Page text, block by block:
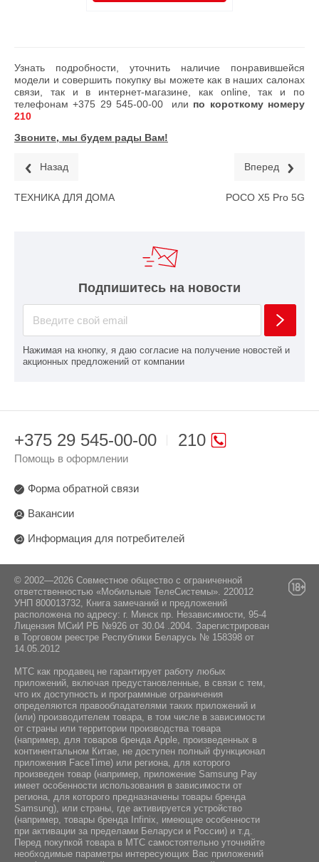
Узнать подробности, уточнить наличие понравившейся
модели и совершить покупку вы можете как в наших салонах
связи, так и в интернет-магазине, как online, так и по
телефонам+375 29 545-00-00 или по короткому номеру
210
Звоните, мы будем рады Вам!
Назад
ТЕХНИКА ДЛЯ ДОМА
Вперед
POCO X5 Pro 5G
Подпишитесь на новости
Нажимая на кнопку, я даю согласие на получение новостей и
акционных предложений от компании
210
+375 29 545-00-00
Помощь в оформлении
Форма обратной связи
Вакансии
Информация для потребителей
© 2002—2026 Совместное общество с ограниченной
ответственностью «Мобильные ТелеСистемы». 220012
УНП 800013732, Книга замечаний и предложений
расположена по адресу: г. Минск пр. Независимости, 95-4
Лицензия МСиИ РБ №926 от 30.04 .2004. Зарегистрирован
в Торговом реестре Республики Беларусь № 158398 от
14.05.2012
МТС как продавец не гарантирует работу любых
приложений, включая предустановленные, в связи с тем,
что их доступность и программные ограничения
определяются правообладателями таких приложений и
(или) производителем товара, в том числе в зависимости
от страны или территории производства товара
(например, для товаров бренда Apple, произведенных в
континентальном Китае, не доступен полный функционал
приложения FaceTime) или региона, для которого
произведен товар (например, приложение Samsung Pay
имеет особенности использования в зависимости от
региона, для которого предназначены товары бренда
Samsung), или страны, где активируется устройство
(например, товары бренда Infiniх, имеющие особенности
при активации за пределами Беларуси и России) и т.д.
Перед покупкой товара в МТС самостоятельно уточняйте
необходимые параметры интересующих Вас приложений